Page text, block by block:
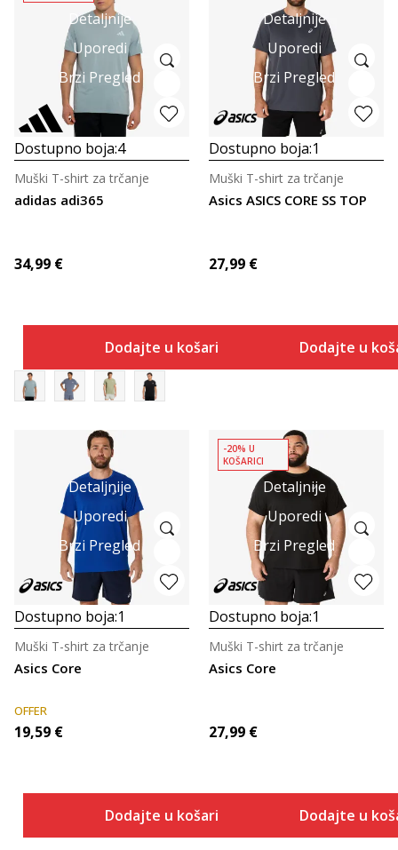
Detaljnije
Uporedi
Brzi Pregled
Dostupno boja:4
adidas adi365
Muški T-shirt za trčanje
34,99 €
Dodajte u košaricu
Detaljnije
Uporedi
Brzi Pregled
Dostupno boja:1
Asics ASICS CORE SS TOP
Muški T-shirt za trčanje
27,99 €
Dodajte u
Detaljnije
Uporedi
Brzi Pregled
Dostupno boja:1
Asics Core
Muški T-shirt za trčanje
OFFER
19,59 €
Dodajte u košaricu
Detaljnije
Uporedi
Brzi Pregled
-20% U
KOŠARICI
Dostupno boja:1
Asics Core
Muški T-shirt za trčanje
27,99 €
Dodajte u